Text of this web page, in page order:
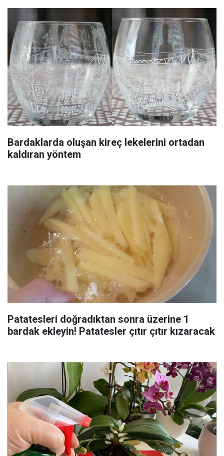
Bardaklarda oluşan kireç lekelerini ortadan
kaldıran yöntem
Patatesleri doğradıktan sonra üzerine 1
bardak ekleyin! Patatesler çıtır çıtır kızaracak